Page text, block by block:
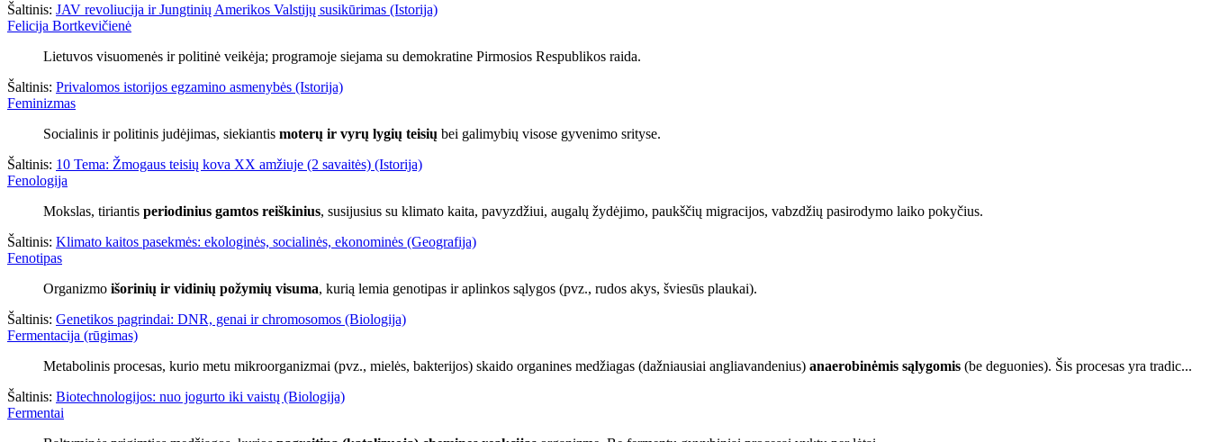
Šaltinis: JAV revoliucija ir Jungtinių Amerikos Valstijų susikūrimas (Istorija)
Felicija Bortkevičienė
Lietuvos visuomenės ir politinė veikėja; programoje siejama su demokratine Pirmosios Respublikos raida.
Šaltinis: Privalomos istorijos egzamino asmenybės (Istorija)
Feminizmas
Socialinis ir politinis judėjimas, siekiantis moterų ir vyrų lygių teisių bei galimybių visose gyvenimo srityse.
Šaltinis: 10 Tema: Žmogaus teisių kova XX amžiuje (2 savaitės) (Istorija)
Fenologija
Mokslas, tiriantis periodinius gamtos reiškinius, susijusius su klimato kaita, pavyzdžiui, augalų žydėjimo, paukščių migracijos, vabzdžių pasirodymo laiko pokyčius.
Šaltinis: Klimato kaitos pasekmės: ekologinės, socialinės, ekonominės (Geografija)
Fenotipas
Organizmo išorinių ir vidinių požymių visuma, kurią lemia genotipas ir aplinkos sąlygos (pvz., rudos akys, šviesūs plaukai).
Šaltinis: Genetikos pagrindai: DNR, genai ir chromosomos (Biologija)
Fermentacija (rūgimas)
Metabolinis procesas, kurio metu mikroorganizmai (pvz., mielės, bakterijos) skaido organines medžiagas (dažniausiai angliavandenius) anaerobinėmis sąlygomis (be deguonies). Šis procesas yra tradic...
Šaltinis: Biotechnologijos: nuo jogurto iki vaistų (Biologija)
Fermentai